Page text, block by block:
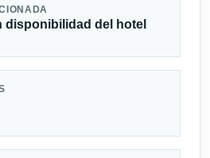
disponibilidad del hotel